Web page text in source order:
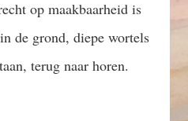
op maakbaarheid is
de grond, diepe wortels
terug naar horen.